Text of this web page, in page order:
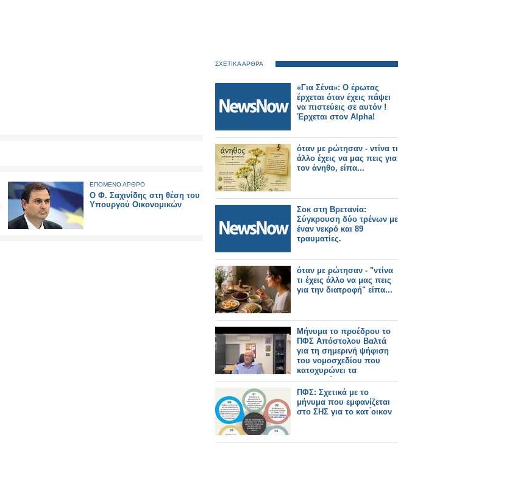
ΕΠΟΜΕΝΟ ΑΡΘΡΟ
Ο Φ. Σαχινίδης στη θέση του
Υπουργού Οικονομικών
ΣΧΕΤΙΚΑ ΑΡΘΡΑ
«Για Σένα»: Ο έρωτας
έρχεται όταν έχεις πάψει
να πιστεύεις σε αυτόν !
Έρχεται στον Alpha!
όταν με ρώτησαν - ντίνα τι
άλλο έχεις να μας πεις για
τον άνηθο, είπα...
Σοκ στη Βρετανία:
Σύγκρουση δύο τρένων με
έναν νεκρό και 89
τραυματίες.
όταν με ρώτησαν - "ντίνα
τι έχεις άλλο να μας πεις
για την διατροφή" είπα...
Μήνυμα το προέδρου το
ΠΦΣ Απόστολου Βαλτά
για τη σημερινή ψήφιση
του νομοσχεδίου που
κατοχυρώνει τα
φαρμακεία μας
ΠΦΣ: Σχετικά με το
μήνυμα που εμφανίζεται
στο ΣΗΣ για το κατ ́οικον